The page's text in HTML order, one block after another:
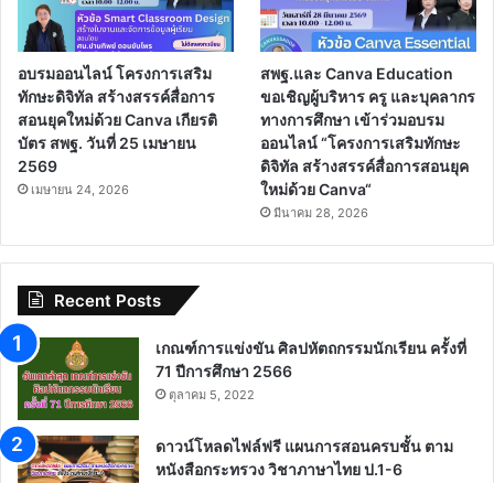
อบรมออนไลน์ โครงการเสริม
ทักษะดิจิทัล สร้างสรรค์สื่อการ
สอนยุคใหม่ด้วย Canva เกียรติ
บัตร สพฐ. วันที่ 25 เมษายน
2569
เมษายน 24, 2026
สพฐ.และ Canva Education
ขอเชิญผู้บริหาร ครู และบุคลากร
ทางการศึกษา เข้าร่วมอบรม
ออนไลน์ “โครงการเสริมทักษะ
ดิจิทัล สร้างสรรค์สื่อการสอนยุค
ใหม่ด้วย Canva“
มีนาคม 28, 2026
Recent Posts
เกณฑ์การแข่งขัน ศิลปหัตถกรรมนักเรียน ครั้งที่
71 ปีการศึกษา 2566
ตุลาคม 5, 2022
ดาวน์โหลดไฟล์ฟรี แผนการสอนครบชั้น ตาม
หนังสือกระทรวง วิชาภาษาไทย ป.1-6